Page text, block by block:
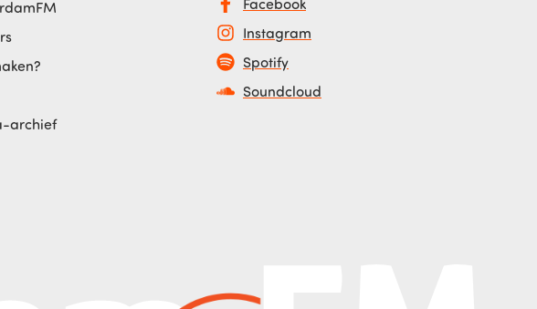
archief
Instagram
Spotify
Soundcloud